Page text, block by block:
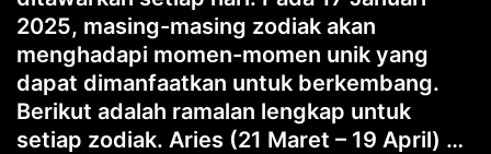
2025, masing-masing zodiak akan
menghadapi momen-momen unik yang
dapat dimanfaatkan untuk berkembang.
Berikut adalah ramalan lengkap untuk
setiap zodiak. Aries (21 Maret – 19 April) …